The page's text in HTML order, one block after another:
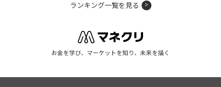
ランキング一覧を見る
お金を学び、マーケットを知り、未来を描く